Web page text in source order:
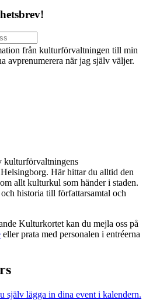
från kulturförvaltningen till min
avprenumerera när jag själv väljer.
kulturförvaltningens
Här hittar du alltid den
allt kulturkul som händer i staden.
historia till författarsamtal och
Kulturkortet kan du mejla oss på
eller prata med personalen i entréerna
själv lägga in dina event i kalendern.